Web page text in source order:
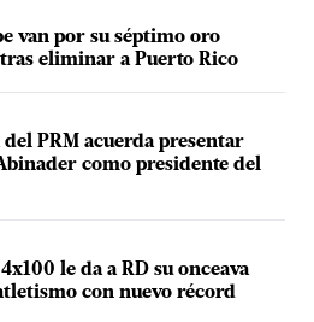
van por su séptimo oro
tras eliminar a Puerto Rico
PRM acuerda presentar
como presidente del
le da a RD su onceava
con nuevo récord